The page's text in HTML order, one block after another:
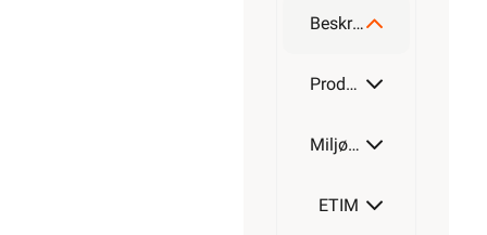
Beskrivelse
Produktdetaljer
Miljøparametere
ETIM